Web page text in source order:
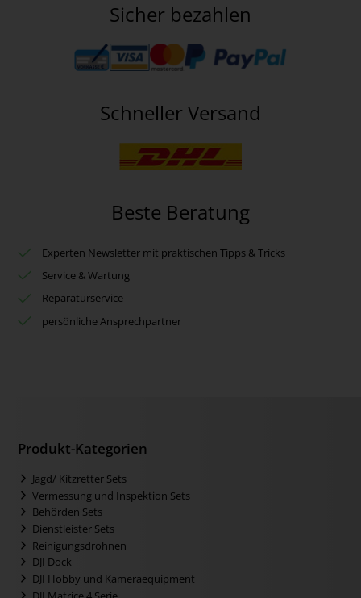
Sicher bezahlen
Schneller Versand
Beste Beratung
Experten Newsletter mit praktischen Tipps & Tricks
Service & Wartung
Reparaturservice
persönliche Ansprechpartner
Produkt-Kategorien
Jagd/ Kitzretter Sets
Vermessung und Inspektion Sets
Behörden Sets
Dienstleister Sets
Reinigungsdrohnen
DJI Dock
DJI Hobby und Kameraequipment